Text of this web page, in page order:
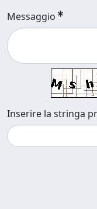
Messaggio
Inserire la stringa